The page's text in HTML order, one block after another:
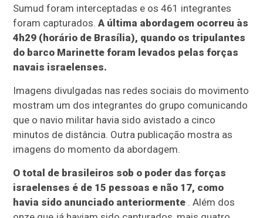
Sumud foram interceptadas e os 461 integrantes
foram capturados.A última abordagem ocorreu às
4h29 (horário de Brasília), quando os tripulantes
do barco Marinette foram levados pelas forças
navais israelenses.
Imagens divulgadas nas redes sociais do movimento
mostram um dos integrantes do grupo comunicando
que o navio militar havia sido avistado a cinco
minutos de distância. Outra publicação mostra as
imagens do momento da abordagem.
O total de brasileiros sob o poder das forças
israelenses é de 15 pessoas e não 17, como
havia sido anunciado anteriormente . Além dos